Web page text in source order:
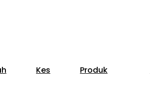
Kes Produk